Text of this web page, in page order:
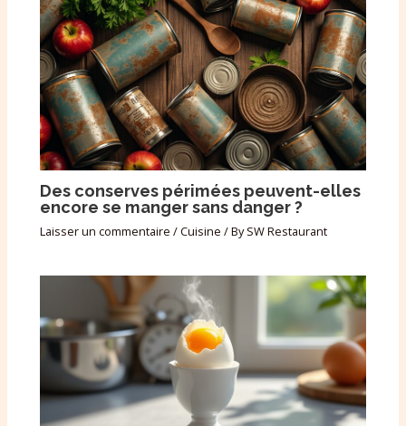
Des conserves périmées peuvent-elles
encore se manger sans danger ?
Laisser un commentaire /Cuisine / BySW Restaurant